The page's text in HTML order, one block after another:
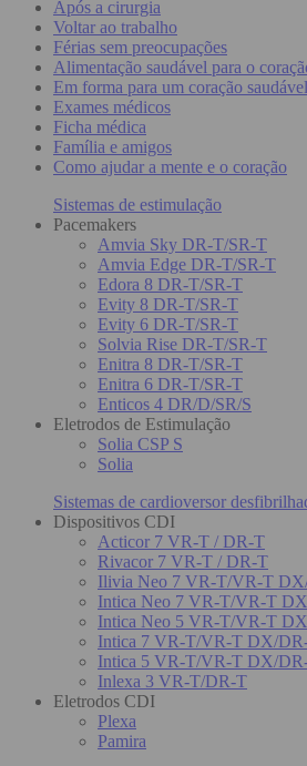
Após a cirurgia
Voltar ao trabalho
Férias sem preocupações
Alimentação saudável para o
Em forma para um coração saudável
Exames médicos
Ficha médica
Família e amigos
Como ajudar a mente e o coração
Sistemas de estimulação
Pacemakers
Amvia Sky DR-T/SR-T
Amvia Edge DR-T/SR-T
Edora 8 DR-T/SR-T
Evity 8 DR-T/SR-T
Evity 6 DR-T/SR-T
Solvia Rise DR-T/SR-T
Enitra 8 DR-T/SR-T
Enitra 6 DR-T/SR-T
Enticos 4 DR/D/SR/S
Eletrodos de Estimulação
Solia CSP S
Solia
Sistemas de cardioversor
Dispositivos CDI
Acticor 7 VR-T / DR-T
Rivacor 7 VR-T / DR-T
Ilivia Neo 7 VR-T/VR-T
Intica Neo 7 VR-T/VR-T
Intica Neo 5 VR-T/VR-T
Intica 7 VR-T/VR-T DX/
Intica 5 VR-T/VR-T DX/
Inlexa 3 VR-T/DR-T
Eletrodos CDI
Plexa
Pamira